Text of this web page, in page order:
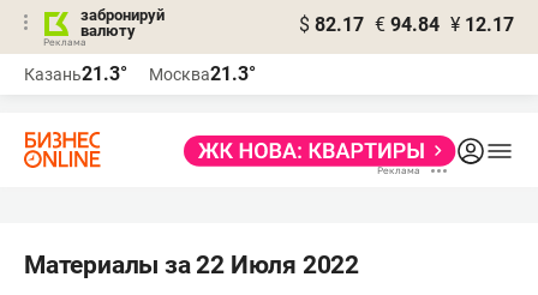
забронируй
валюту
$ 82.17 € 94.84 ¥ 12.17
Казань21.3° Москва21.3°
Материалы за 22 Июля 2022